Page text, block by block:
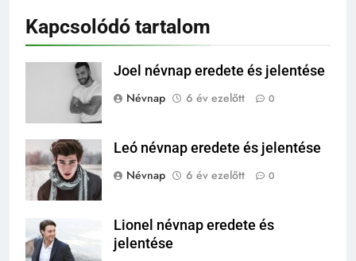
Kapcsolódó tartalom
Joel névnap eredete és jelentése
Névnap
6 év ezelőtt 0
Leó névnap eredete és jelentése
Névnap
6 év ezelőtt 0
Lionel névnap eredete és
jelentése